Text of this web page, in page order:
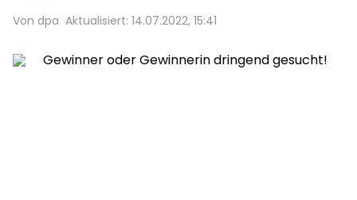
Von dpa Aktualisiert: 14.07.2022, 15:41